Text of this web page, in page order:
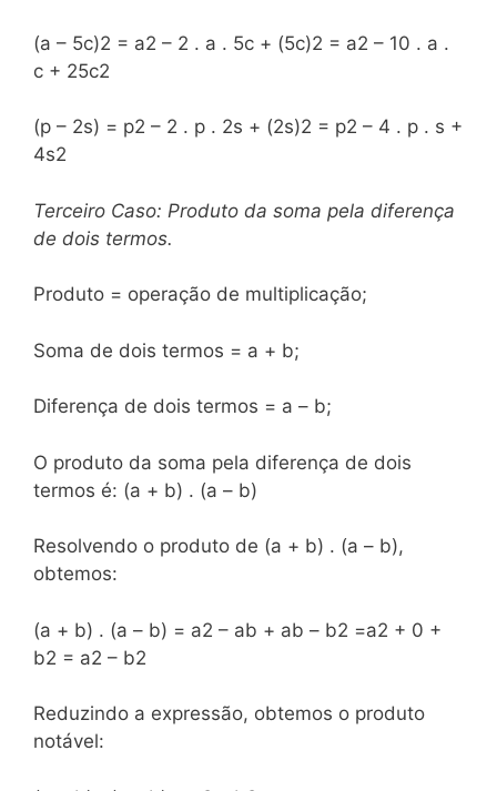
(a – 5c)2 = a2 – 2 . a . 5c + (5c)2 = a2 – 10 . a .
c + 25c2
(p – 2s) = p2 – 2 . p . 2s + (2s)2 = p2 – 4 . p . s +
4s2
Terceiro Caso: Produto da soma pela diferença
de dois termos.
Produto = operação de multiplicação;
Soma de dois termos = a + b;
Diferença de dois termos = a – b;
O produto da soma pela diferença de dois
termos é: (a + b) . (a – b)
Resolvendo o produto de (a + b) . (a – b),
obtemos:
(a + b) . (a – b) = a2 – ab + ab – b2 =a2 + 0 +
b2 = a2 – b2
Reduzindo a expressão, obtemos o produto
notável: